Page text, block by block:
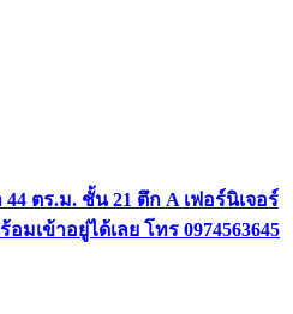
ตร.ม. ชั้น 21 ตึก A เฟอร์นิเจอร์
มเข้าอยู่ได้เลย โทร 0974563645